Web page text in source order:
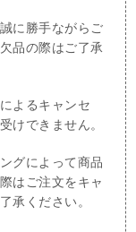
に勝手ながらご
品の際はご了承
よるキャンセ
けできません。
グによって商品
はご注文をキャ
承ください。